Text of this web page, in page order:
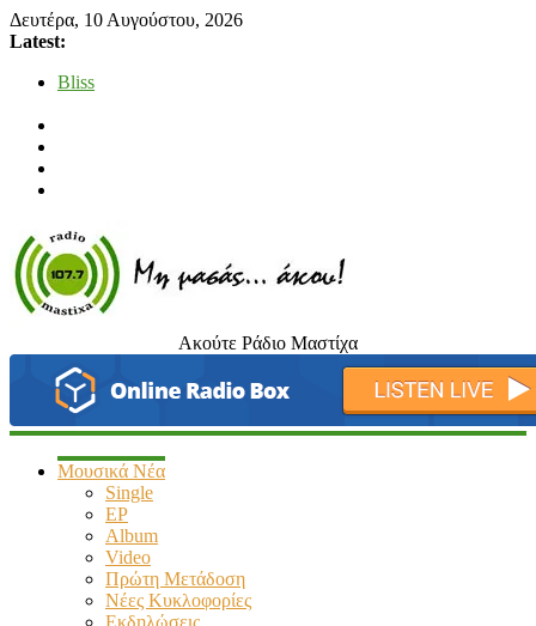
Δευτέρα, 10 Αυγούστου, 2026
Latest:
Bliss
radiomastixa.gr
μασάς…
Ακούτε Ράδιο Μαστίχα
Μουσικά Νέα
Single
EP
Album
Video
Πρώτη Μετάδοση
Νέες Κυκλοφορίες